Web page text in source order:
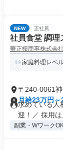
NEW 正社員
社員食堂 調理
華正樓商事株式会社
家庭料理レベ
〒240-0061
町
月給23万円～
求めている人
迎！／ 採用は
副業・Wワーク